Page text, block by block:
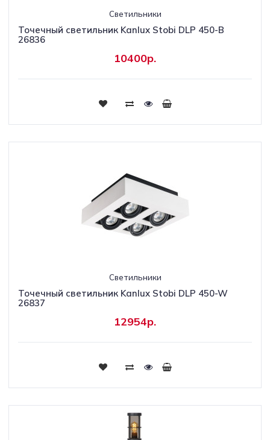
Светильники
Точечный светильник Kanlux Stobi DLP 450-B
26836
10400р.
Светильники
Точечный светильник Kanlux Stobi DLP 450-W
26837
12954р.